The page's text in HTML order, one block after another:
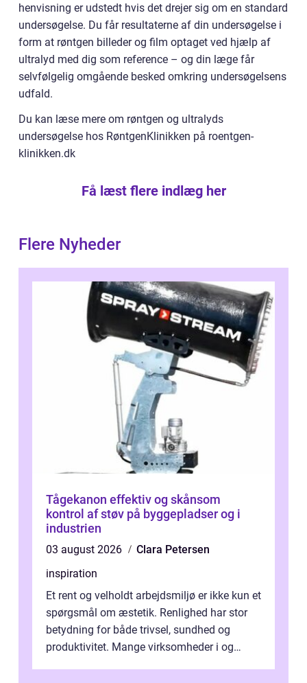
henvisning er udstedt hvis det drejer sig om en standard
undersøgelse. Du får resultaterne af din undersøgelse i
form at røntgen billeder og film optaget ved hjælp af
ultralyd med dig som reference – og din læge får
selvfølgelig omgående besked omkring undersøgelsens
udfald.
Du kan læse mere om røntgen og ultralyds
undersøgelse hos RøntgenKlinikken på roentgen-
klinikken.dk
Få læst flere indlæg her
Flere Nyheder
Tågekanon effektiv og skånsom
kontrol af støv på byggepladser og i
industrien
03 august 2026
Clara Petersen
inspiration
Et rent og velholdt arbejdsmiljø er ikke kun et
spørgsmål om æstetik. Renlighed har stor
betydning for både trivsel, sundhed og
produktivitet. Mange virksomheder i og